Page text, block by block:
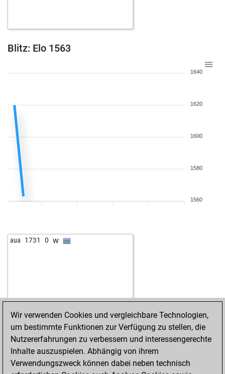
Blitz: Elo 1563
1640
1620
1600
1580
1560
aua 1731 0 w
Wir verwenden Cookies und vergleichbare Technologien,
um bestimmte Funktionen zur Verfügung zu stellen, die
Nutzererfahrungen zu verbessern und interessengerechte
Inhalte auszuspielen. Abhängig von ihrem
Verwendungszweck können dabei neben technisch